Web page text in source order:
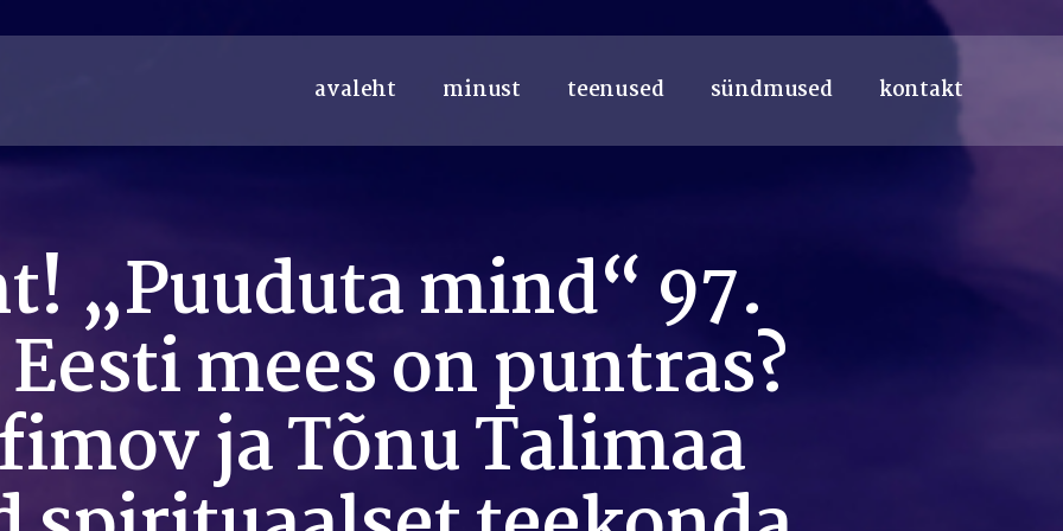
avaleht minust teenused sündmused kontakt
„Puuduta mind“ 97.
mees on puntras?
ja Tõnu Talimaa